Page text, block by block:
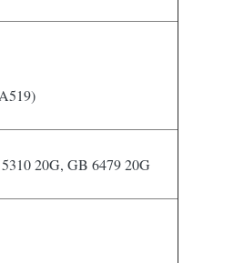
20G, GB 6479 20G